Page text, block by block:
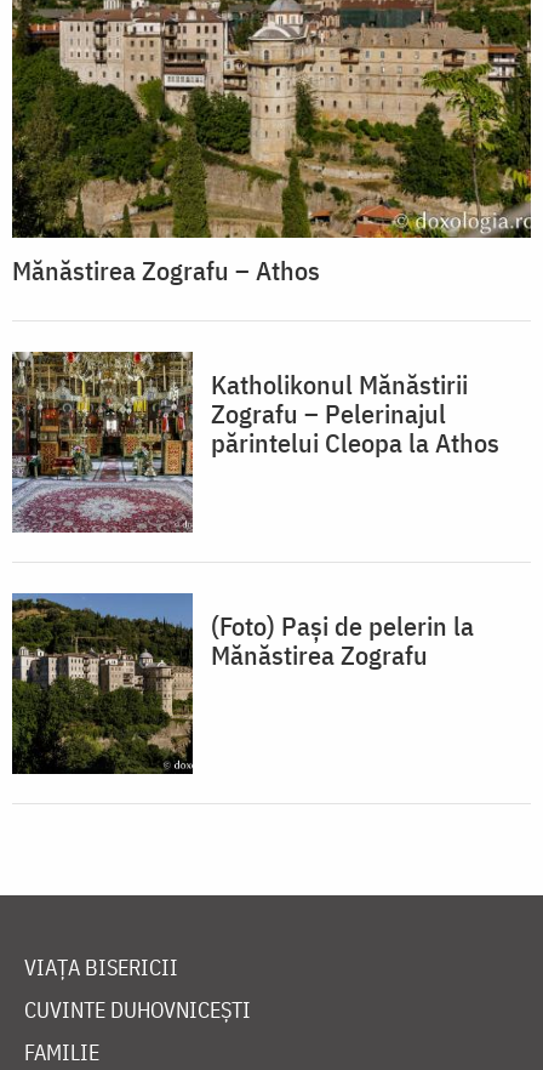
Mănăstirea Zografu – Athos
Katholikonul Mănăstirii
Zografu – Pelerinajul
părintelui Cleopa la Athos
(Foto) Pași de pelerin la
Mănăstirea Zografu
VIAȚA BISERICII
CUVINTE DUHOVNICEȘTI
FAMILIE